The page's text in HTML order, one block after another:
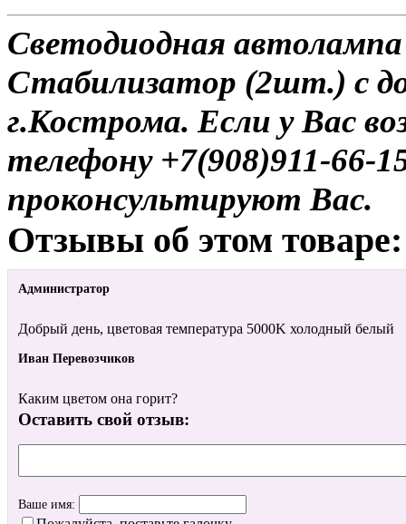
Светодиодная
Стабилизатор (2шт.) с
г.Кострома. Если у Вас
телефону +7(908)911-
проконсультируют Вас.
Отзывы об этом товаре:
Администратор
Добрый день, цветовая температура 5000K холодный белый
Иван Перевозчиков
Каким цветом она горит?
Оставить свой отзыв:
Ваше имя: